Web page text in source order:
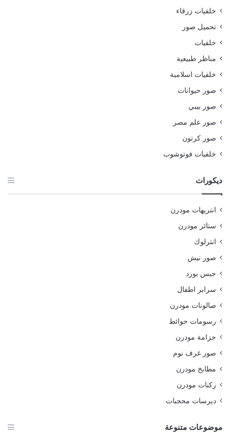
خلفيات زرقاء
تحميل صور
خلفيات
مناظر طبيعية
خلفيات اسلامية
صور حيوانات
صور بيبي
صور علم مصر
صور كرتون
خلفيات فوتوشوب
ديكورات
انتريهات مودرن
ستائر مودرن
انترلوك
صور نيش
جبس بورد
سراير اطفال
صالونات مودرن
رسومات حوائط
جزامة مودرن
صور غرف نوم
مطابخ مودرن
ركنات مودرن
ديرسات محجبات
موضوعات متنوعة